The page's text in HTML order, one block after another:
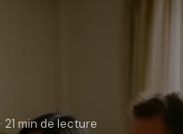
· 21 min de lecture